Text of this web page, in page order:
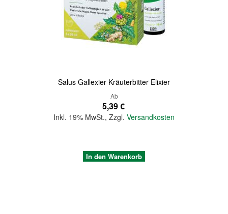
Salus Gallexier Kräuterbitter Elixier
Ab
5,39 €
Inkl. 19% MwSt., Zzgl. Versandkosten
In den Warenkorb